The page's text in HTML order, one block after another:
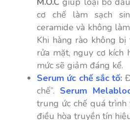
cơ chế làm sạch
ceramide và không
Khi hàng rào không
rửa mặt, nguy cơ kích
mức sẽ giảm đáng kể.
Serum ức chế sắc tố:
chế”. Serum
trung ức chế quá
điều hòa truyền tín